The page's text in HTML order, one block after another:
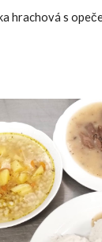
hrachová s